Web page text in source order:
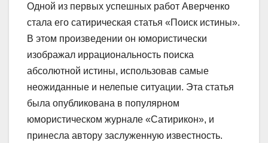
Одной из первых успешных работ Аверченко
стала его сатирическая статья «Поиск истины».
В этом произведении он юмористически
изображал иррациональность поиска
абсолютной истины, использовав самые
неожиданные и нелепые ситуации. Эта статья
была опубликована в популярном
юмористическом журнале «Сатирикон», и
принесла автору заслуженную известность.